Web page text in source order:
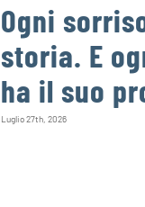
Ogni
storia. E
ha il suo
Luglio 27th, 2026